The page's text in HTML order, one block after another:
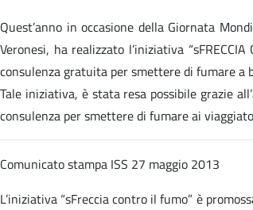
Quest’anno in occasione della Giornata
Veronesi, ha realizzato l’iniziativa
consulenza gratuita per smettere di fumare a
Tale iniziativa, è stata resa possibile grazie
consulenza per smettere di fumare ai
Comunicato stampa ISS 27 maggio 2013
L’iniziativa “sFreccia contro il fumo” è